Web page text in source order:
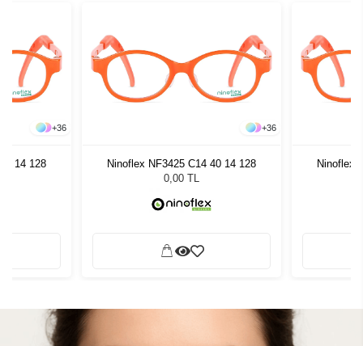
+36
14 128
+36
Ninoflex NF3425 C14 40 14 128
0,00 TL
Ninoflex